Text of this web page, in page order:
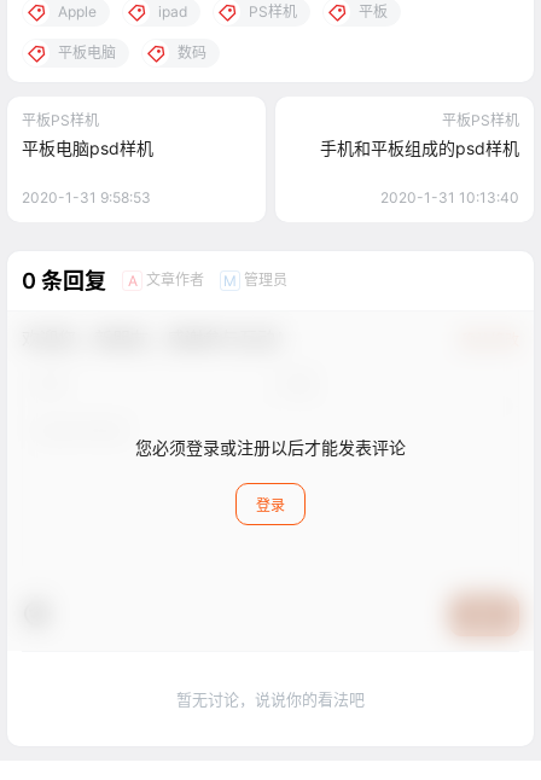
Apple ipad PS样机 平板
平板电脑 数码
平板PS样机
平板电脑psd样机
2020-1-31 9:58:53
平板PS样机
手机和平板组成的psd样机
2020-1-31 10:13:40
0 条回复 A 文章作者 M 管理员
您必须登录或注册以后才能发表评论
登录
暂无讨论，说说你的看法吧